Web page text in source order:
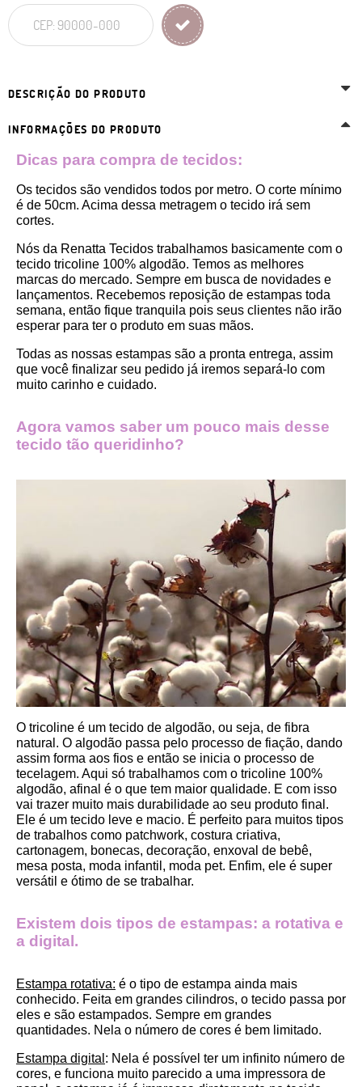
DESCRIÇÃO DO PRODUTO
INFORMAÇÕES DO PRODUTO
Dicas para compra de tecidos:
Os tecidos são vendidos todos por metro. O corte mínimo
é de 50cm. Acima dessa metragem o tecido irá sem
cortes.
Nós da Renatta Tecidos trabalhamos basicamente com o
tecido tricoline 100% algodão. Temos as melhores
marcas do mercado. Sempre em busca de novidades e
lançamentos. Recebemos reposição de estampas toda
semana, então fique tranquila pois seus clientes não irão
esperar para ter o produto em suas mãos.
Todas as nossas estampas são a pronta entrega, assim
que você finalizar seu pedido já iremos separá-lo com
muito carinho e cuidado.
Agora vamos saber um pouco mais desse
tecido tão queridinho?
O tricoline é um tecido de algodão, ou seja, de fibra
natural. O algodão passa pelo processo de fiação, dando
assim forma aos fios e então se inicia o processo de
tecelagem. Aqui só trabalhamos com o tricoline 100%
algodão, afinal é o que tem maior qualidade. E com isso
vai trazer muito mais durabilidade ao seu produto final.
Ele é um tecido leve e macio. É perfeito para muitos tipos
de trabalhos como patchwork, costura criativa,
cartonagem, bonecas, decoração, enxoval de bebê,
mesa posta, moda infantil, moda pet. Enfim, ele é super
versátil e ótimo de se trabalhar.
Existem dois tipos de estampas: a rotativa e
a digital.
Estampa rotativa: é o tipo de estampa ainda mais
conhecido. Feita em grandes cilindros, o tecido passa por
eles e são estampados. Sempre em grandes
quantidades. Nela o número de cores é bem limitado.
Estampa digital : Nela é possível ter um infinito número de
cores, e funciona muito parecido a uma impressora de